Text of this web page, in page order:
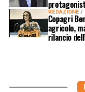
REDAZIONE
Copagri
agricolo,
rilancio